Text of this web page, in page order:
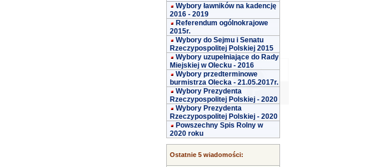
Wybory ławników na kadencję
2016 - 2019
Referendum ogólnokrajowe
2015r.
Wybory do Sejmu i Senatu
Rzeczypospolitej Polskiej 2015
Wybory uzupełniające do Rady
Miejskiej w Olecku - 2016
Wybory przedterminowe
burmistrza Olecka - 21.05.2017r.
Wybory Prezydenta
Rzeczypospolitej Polskiej - 2020
Wybory Prezydenta
Rzeczypospolitej Polskiej - 2020
Powszechny Spis Rolny w
2020 roku
Ostatnie 5 wiadomości: